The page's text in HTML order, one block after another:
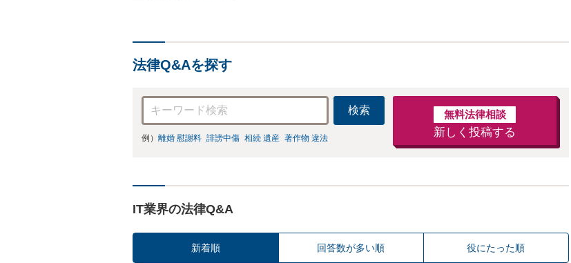
法律Q&Aを探す
検索
例） 離婚 慰謝料 誹謗中傷 相続 遺産 著作物 違法
無料法律相談
新しく投稿する
IT業界の法律Q&A
新着順 回答数が多い順 役にたった順